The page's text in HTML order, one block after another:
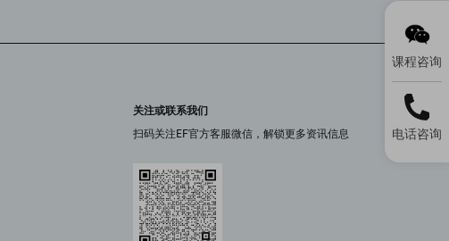
关注或联系我们
扫码关注EF官方客服微信，解锁更多资讯信息
课程咨询
电话咨询